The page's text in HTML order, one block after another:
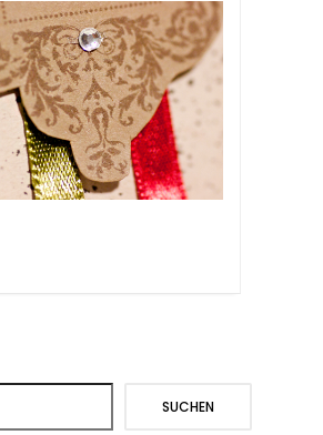
SUCHEN